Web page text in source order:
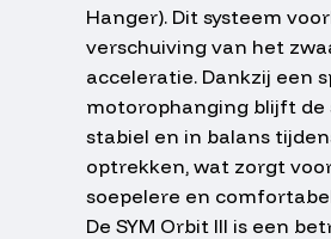
Hanger). Dit systeem
verschuiving van het
acceleratie. Dankzij een
motorophanging blijft de
stabiel en in balans
optrekken, wat zorgt
soepelere en
De SYM Orbit III is een